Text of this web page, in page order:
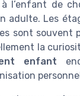
l’enfant de
adulte. Les
sont souvent
la
enfant